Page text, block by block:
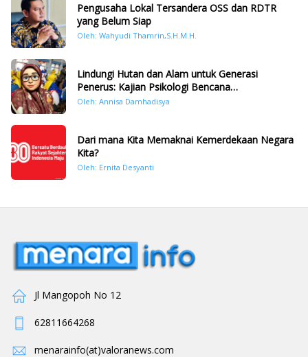
Pengusaha Lokal Tersandera OSS dan RDTR
yang Belum Siap
Oleh: Wahyudi Thamrin,S.H.M.H.
Lindungi Hutan dan Alam untuk Generasi
Penerus: Kajian Psikologi Bencana
Hidrometeorologi di Sumatera Pasca Tragedi
Oleh: Annisa Damhadisya
Dari mana Kita Memaknai Kemerdekaan Negara
Kita?
Oleh: Ernita Desyanti
Jl Mangopoh No 12
62811664268
menarainfo(at)valoranews.com